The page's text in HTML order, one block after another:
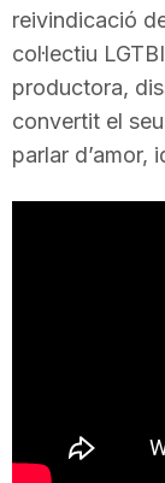
a
t
reivindicació
col·lectiu
productora,
convertit el
parlar d’amor,